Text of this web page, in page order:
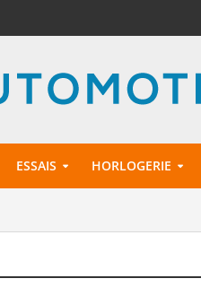
ESSAIS HORLOGERIE